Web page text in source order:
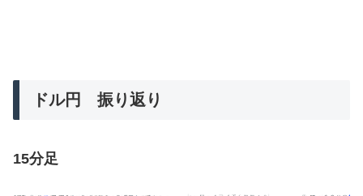
ドル円 振り返り
15分足